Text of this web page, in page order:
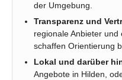
der Umgebung.
Transparenz und
regionale Anbieter
schaffen Orientierung
Lokal und darüber
Angebote in Hilden,